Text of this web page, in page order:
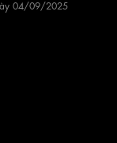
04/09/2025